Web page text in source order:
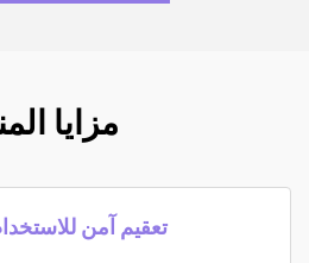
مزايا
تعقيم آمن